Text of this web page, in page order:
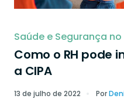
Saúde e Segurança
Como o RH pode
a CIPA
13 de julho de 2022 Por